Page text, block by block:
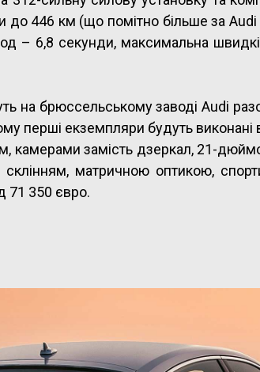
до 446 км (що помітно більше за
– 6,8 секунди, максимальна
на брюссельському заводі Audi
перші екземпляри будуть виконані
камерами замість дзеркал, 21-
матричною оптикою,
71 350 євро.